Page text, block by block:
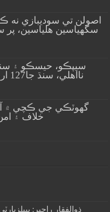
سگهياسين هلياسين، پر
سيپڪو، حيسڪو ۽
نااهلي، سنڌ جا127 ارب رپيا ٻڏي ويا؟
گهوٽڪي جي ڪچي ۾
خلاف ۽
ذوالفقار راڄپر: